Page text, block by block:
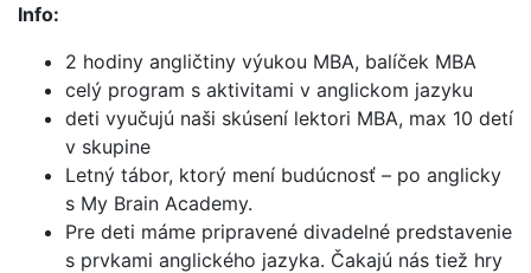
Info:
2 hodiny angličtiny výukou MBA, balíček MBA
celý program s aktivitami v anglickom jazyku
deti vyučujú naši skúsení lektori MBA, max 10 detí
v skupine
Letný tábor, ktorý mení budúcnosť – po anglicky
s My Brain Academy.
Pre deti máme pripravené divadelné predstavenie
s prvkami anglického jazyka. Čakajú nás tiež hry